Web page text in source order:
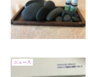
ニュース